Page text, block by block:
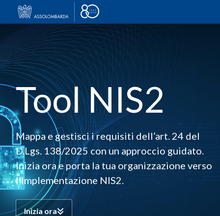
Tool NIS2
Mappa e gestisci i requisiti dell’art. 24 del
D.Lgs. 138/2025 con un approccio guidato.
Inizia ora e porta la tua organizzazione verso
l'implementazione NIS2.
Inizia ora